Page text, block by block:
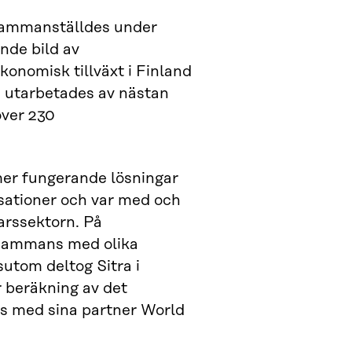
under
bild av
tillväxt i Finland
av nästan
230
fungerande lösningar
och var med och
På
med olika
deltog Sitra i
av det
med sina partner World